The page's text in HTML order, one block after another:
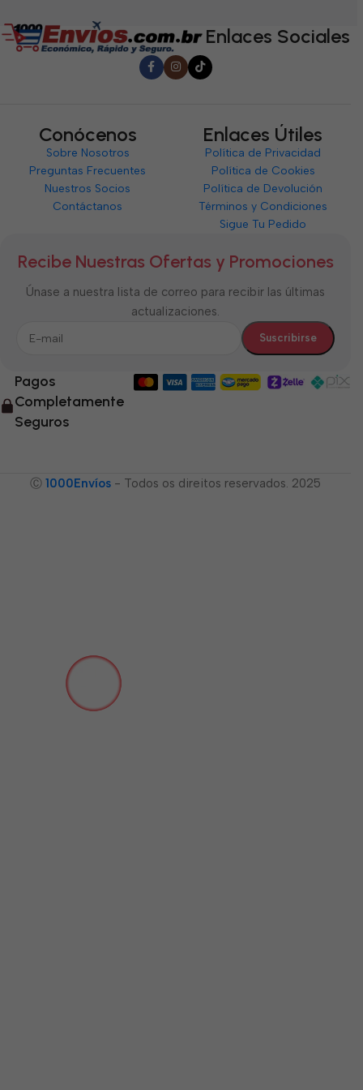
Enlaces Sociales
Conócenos
Sobre Nosotros
Preguntas Frecuentes
Nuestros Socios
Contáctanos
Enlaces Útiles
Política de Privacidad
Política de Cookies
Política de Devolución
Términos y Condiciones
Sigue Tu Pedido
Recibe Nuestras Ofertas y Promociones
Únase a nuestra lista de correo para recibir las últimas
actualizaciones.
Pagos
Completamente
Seguros
Ⓒ 1000Envíos - Todos os direitos reservados. 2025